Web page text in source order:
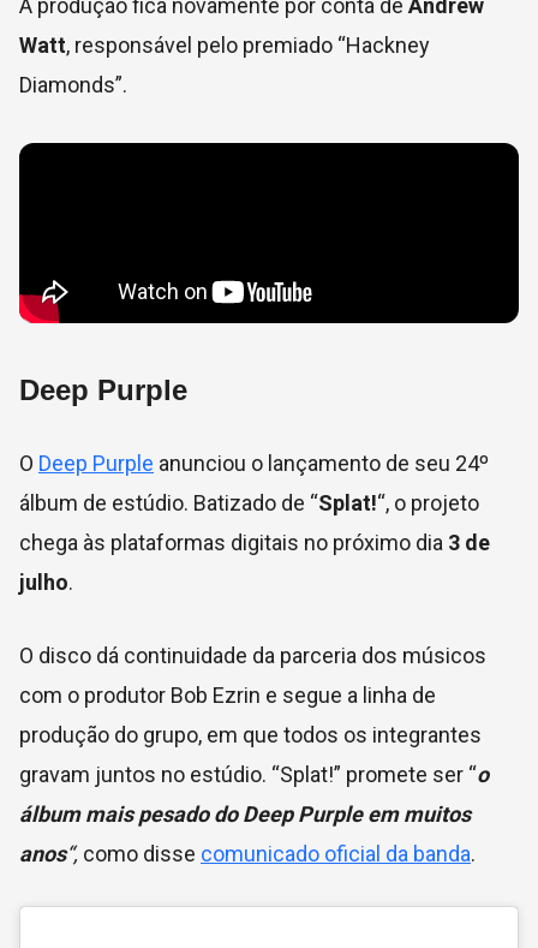
Watt, responsável pelo premiado “Hackney
Diamonds”.
Deep Purple
O Deep Purple anunciou o lançamento de seu 24º
álbum de estúdio. Batizado de “Splat!“, o projeto
chega às plataformas digitais no próximo dia 3 de
julho.
O disco dá continuidade da parceria dos músicos
com o produtor Bob Ezrin e segue a linha de
produção do grupo, em que todos os integrantes
gravam juntos no estúdio. “Splat!” promete ser “o
álbum mais pesado do Deep Purple em muitos
anos“, como disse comunicado oficial da banda.